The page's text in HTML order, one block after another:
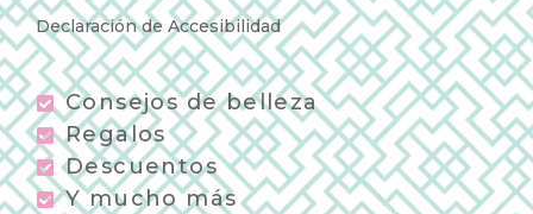
Declaración de Accesibilidad
Consejos de belleza
Regalos
Descuentos
Y mucho más